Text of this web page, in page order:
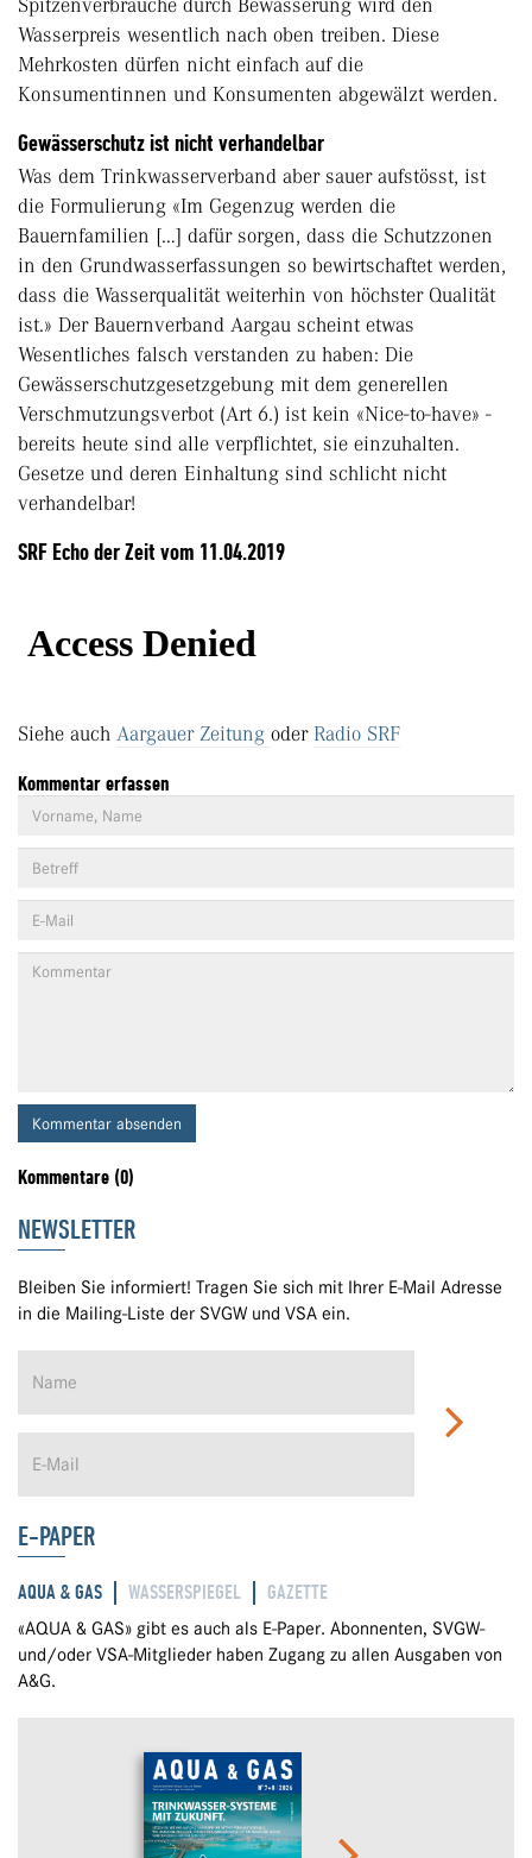
Spitzenverbräuche durch Bewässerung wird den
Wasserpreis wesentlich nach oben treiben. Diese
Mehrkosten dürfen nicht einfach auf die
Konsumentinnen und Konsumenten abgewälzt werden.
Gewässerschutz ist nicht verhandelbar
Was dem Trinkwasserverband aber sauer aufstösst, ist
die Formulierung «Im Gegenzug werden die
Bauernfamilien […] dafür sorgen, dass die Schutzzonen
in den Grundwasserfassungen so bewirtschaftet werden,
dass die Wasserqualität weiterhin von höchster Qualität
ist.» Der Bauernverband Aargau scheint etwas
Wesentliches falsch verstanden zu haben: Die
Gewässerschutzgesetzgebung mit dem generellen
Verschmutzungsverbot (Art 6.) ist kein «Nice-to-have» -
bereits heute sind alle verpflichtet, sie einzuhalten.
Gesetze und deren Einhaltung sind schlicht nicht
verhandelbar!
SRF Echo der Zeit vom 11.04.2019
Siehe auch Aargauer Zeitung oder Radio SRF
Kommentar erfassen
Kommentar absenden
Kommentare (0)
NEWSLETTER
Bleiben Sie informiert! Tragen Sie sich mit Ihrer E-Mail Adresse
in die Mailing-Liste der SVGW und VSA ein.
E-PAPER
AQUA & GAS WASSERSPIEGEL GAZETTE
«AQUA & GAS» gibt es auch als E-Paper. Abonnenten, SVGW-
und/oder VSA-Mitglieder haben Zugang zu allen Ausgaben von
A&G.